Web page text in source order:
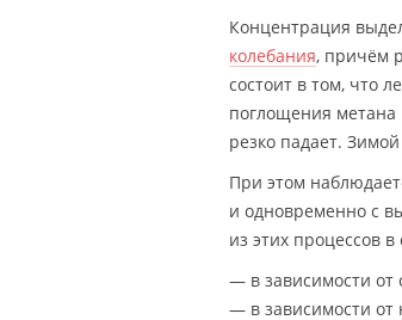
Концентрация
колебания, причём
состоит в том, что
поглощения метана
резко падает.
При этом
и одновременно с
из этих процессов
— в зависимости от
— в зависимости от